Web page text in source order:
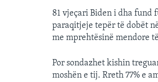
81 vjeçari Biden i dha fund
paraqitjeje tepër të dobët
me mprehtësinë mendore
Por sondazhet kishin
moshën e tij. Rreth 77% e